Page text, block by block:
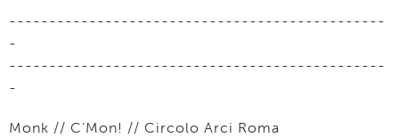
-----------------------------------------------
-
-----------------------------------------------
-
Monk // C'Mon! // Circolo Arci Roma